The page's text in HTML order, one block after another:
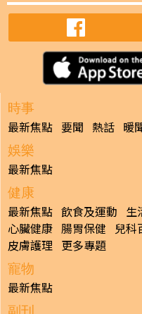
時事
最新焦點 要聞 熱話 暖
娛樂
最新焦點
健康
最新焦點 飲食及運動 生
心臟健康 腸胃保健 兒科
皮膚護理 更多專題
寵物
最新焦點
副刊